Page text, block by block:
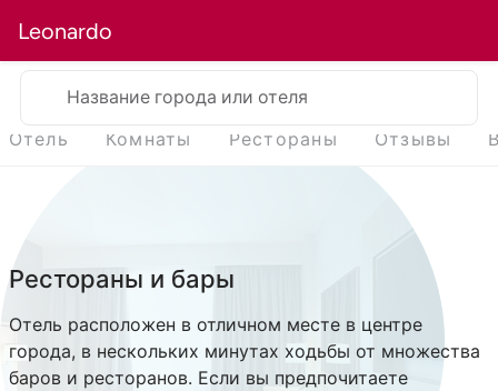
Leonardo
Название города или отеля
Отель Комнаты Рестораны Отзывы
Рестораны и бары
Отель расположен в отличном месте в центре
города, в нескольких минутах ходьбы от множества
баров и ресторанов. Если вы предпочитаете